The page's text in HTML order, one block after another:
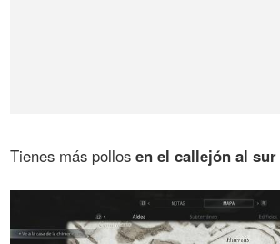
Tienes más pollosen el callejón al